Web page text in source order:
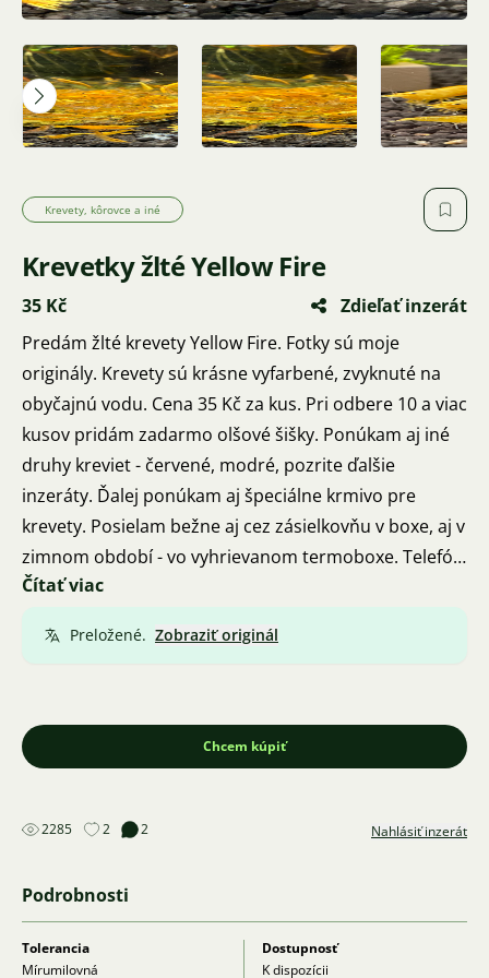
Krevety, kôrovce a iné
Krevetky žlté Yellow Fire
35 Kč
Zdieľať inzerát
Predám žlté krevety Yellow Fire. Fotky sú moje
originály. Krevety sú krásne vyfarbené, zvyknuté na
obyčajnú vodu. Cena 35 Kč za kus. Pri odbere 10 a viac
kusov pridám zadarmo olšové šišky. Ponúkam aj iné
druhy kreviet - červené, modré, pozrite ďalšie
inzeráty. Ďalej ponúkam aj špeciálne krmivo pre
krevety. Posielam bežne aj cez zásielkovňu v boxe, aj v
zimnom období - vo vyhrievanom termoboxe. Telefón
732439548. Staré Mesto pri Uh. Hradišti.
Čítať viac
Preložené. Zobraziť originál
Chcem kúpiť
2285 2 2 Nahlásiť inzerát
Podrobnosti
Tolerancia
Mírumilovná
Dostupnosť
K dispozícii